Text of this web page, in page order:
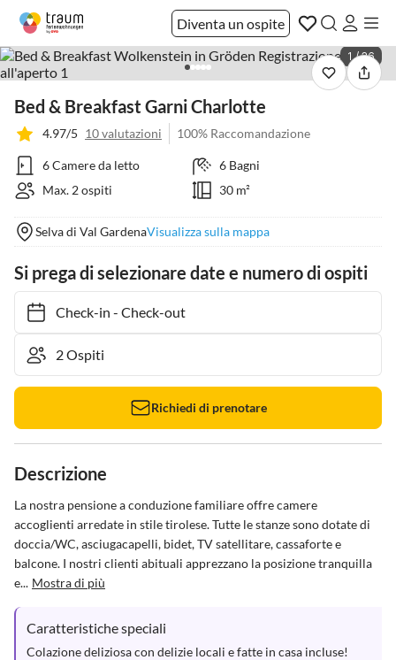
Diventa un ospite
1 / 26
Bed & Breakfast Garni Charlotte
4.97/5 10 valutazioni 100% Raccomandazione
6 Camere da letto
6 Bagni
Max. 2 ospiti
30 m²
Selva di Val GardenaVisualizza sulla mappa
Si prega di selezionare date e numero di ospiti
Check-in- Check-out
Richiedi di prenotare
Descrizione
La nostra pensione a conduzione familiare offre camere
accoglienti arredate in stile tirolese. Tutte le stanze sono dotate di
doccia/WC, asciugacapelli, bidet, TV satellitare, cassaforte e
balcone. I nostri clienti abituali apprezzano la posizione tranquilla
e... Mostra di più
Caratteristiche speciali
Colazione deliziosa con delizie locali e fatte in casa incluse!